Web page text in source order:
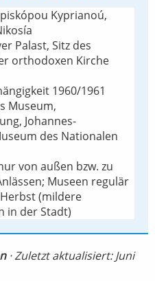
Kyprianoú,
Palast, Sitz des
orthodoxen Kirche
1960/1961
Museum,
Johannes-
des Nationalen
von außen bzw. zu
Museen regulär
(mildere
in der Stadt)
· Zuletzt aktualisiert: Juni